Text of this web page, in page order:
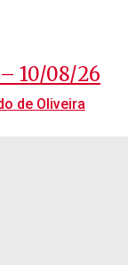
10/08/26
de Oliveira